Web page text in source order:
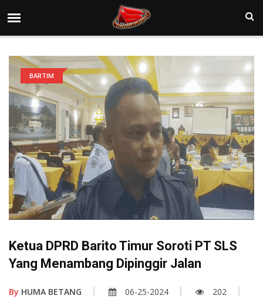
BARTIM
Ketua DPRD Barito Timur Soroti PT SLS
Yang Menambang Dipinggir Jalan
By HUMA BETANG 06-25-2024
202